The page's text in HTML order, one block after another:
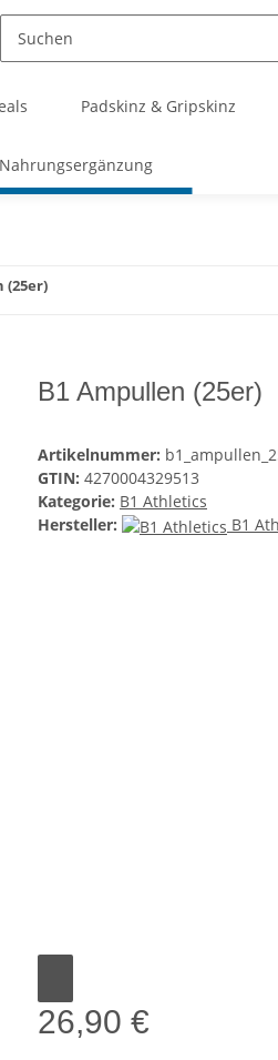
Padskinz & Gripskinz
(25er)
B1 Ampullen (25er)
Artikelnummer:
GTIN: 4270004329513
Kategorie: B1 Athletics
Hersteller:
B1
26,90 €